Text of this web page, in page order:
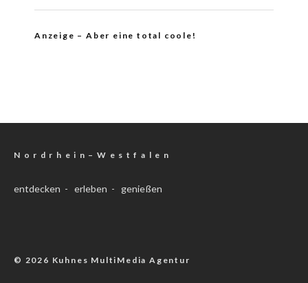
Anzeige – Aber eine total coole!
N o r d r h e i n – W e s t f a l e n
entdecken - erleben - genießen
© 2026 Kuhnes MultiMedia Agentur